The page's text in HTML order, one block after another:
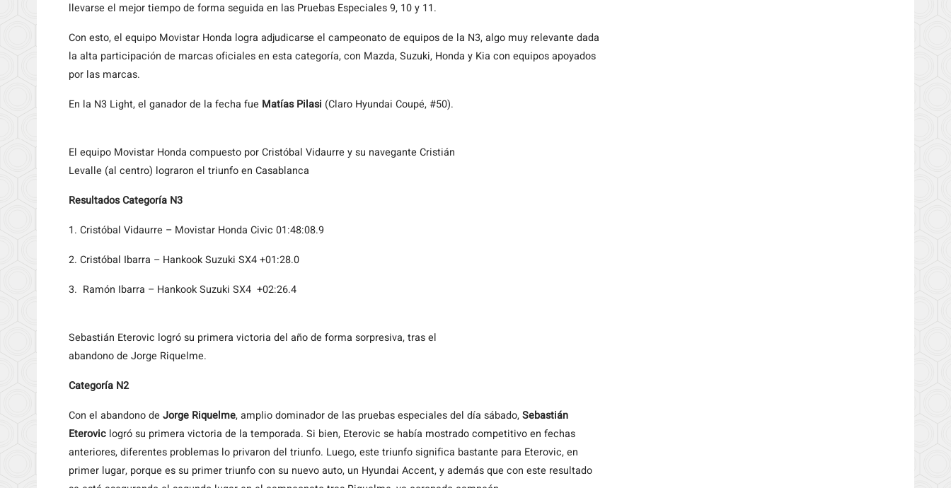
llevarse el mejor tiempo de forma seguida en las Pruebas Especiales 9, 10 y 11.
Con esto, el equipo Movistar Honda logra adjudicarse el campeonato de equipos de la N3, algo muy relevante dada
la alta participación de marcas oficiales en esta categoría, con Mazda, Suzuki, Honda y Kia con equipos apoyados
por las marcas.
En la N3 Light, el ganador de la fecha fue Matías Pilasi (Claro Hyundai Coupé, #50).
El equipo Movistar Honda compuesto por Cristóbal Vidaurre y su navegante Cristián
Levalle (al centro) lograron el triunfo en Casablanca
Resultados Categoría N3
1. Cristóbal Vidaurre – Movistar Honda Civic 01:48:08.9
2. Cristóbal Ibarra – Hankook Suzuki SX4 +01:28.0
3. Ramón Ibarra – Hankook Suzuki SX4 +02:26.4
Sebastián Eterovic logró su primera victoria del año de forma sorpresiva, tras el
abandono de Jorge Riquelme.
Categoría N2
Con el abandono de Jorge Riquelme, amplio dominador de las pruebas especiales del día sábado,Sebastián
Eterovic logró su primera victoria de la temporada. Si bien, Eterovic se había mostrado competitivo en fechas
anteriores, diferentes problemas lo privaron del triunfo. Luego, este triunfo significa bastante para Eterovic, en
primer lugar, porque es su primer triunfo con su nuevo auto, un Hyundai Accent, y además que con este resultado